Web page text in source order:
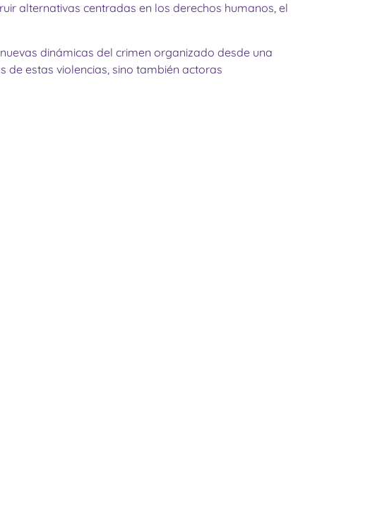
alternativas centradas en los derechos humanos, el
dinámicas del crimen organizado desde una
de estas violencias, sino también actoras